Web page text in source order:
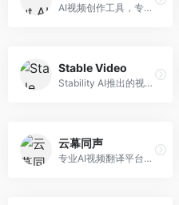
AI视频创作工具，专注于智能剪辑和视频生成。面向视频创作者，提供智能剪辑、视频生成、特效添加等功能，剪辑效率高，适合快节奏内容生产。
Stable Video
Stability AI推出的视频生成模型，开源可部署。面向开发者和专业创作者，支持视频生成、视频编辑等功能，开源生态完善，定制化程度高。
云幕同声
专业AI视频翻译平台，支持视频多语言配音和字幕生成。面向跨境电商和内容出海从业者，提供视频翻译、配音、字幕生成等服务，多语言支持完善。